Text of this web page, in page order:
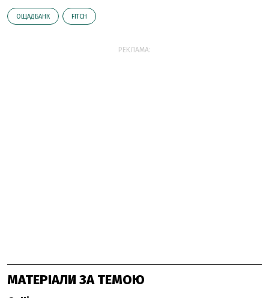
ОЩАДБАНК FITCH
РЕКЛАМА:
МАТЕРІАЛИ ЗА ТЕМОЮ